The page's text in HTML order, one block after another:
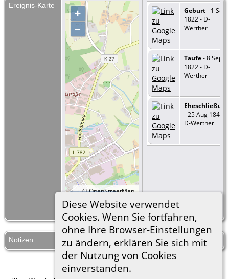
Diese Website verwendet
Cookies. Wenn Sie fortfahren,
ohne Ihre Browser-Einstellungen
zu ändern, erklären Sie sich mit
der Nutzung von Cookies
einverstanden.
Ereignis-Karte
+
–
©OpenStreetMap
contributors.
Geburt- 1 Sep
1822 - D-
Werther
Taufe- 8 Sep
1822 - D-
Werther
Eheschließung
- 25 Aug 1848 -
D-Werther
=Link zu Google
Earth
Notizen Geboren zu Isingdorf Nr. 5.